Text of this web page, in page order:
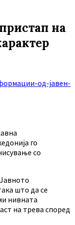
на
од-јавен-
го
со
што да се
нивната
на трева според